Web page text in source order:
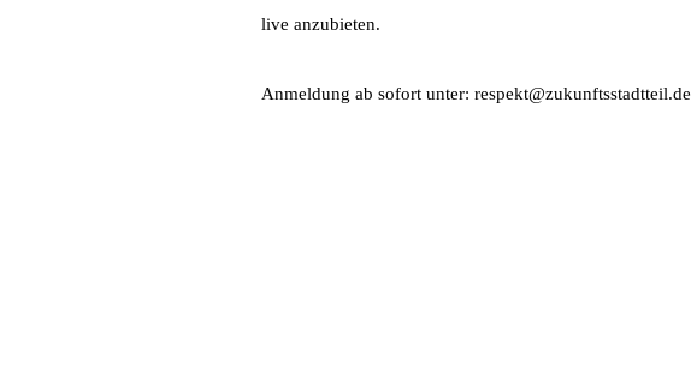
live anzubieten.
Anmeldung ab sofort unter: respekt@zukunftsstadtteil.de